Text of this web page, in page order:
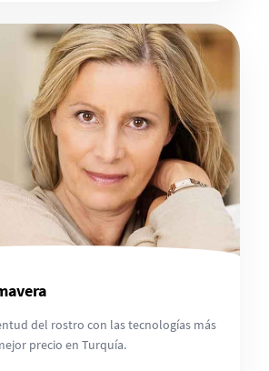
del rostro con las tecnologías más
precio en Turquía.